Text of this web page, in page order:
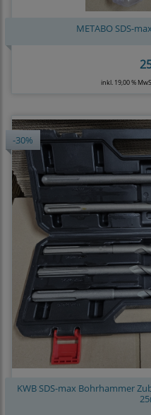
METABO SDS-
inkl. 19,00 %
-30%
KWB SDS-max Bohrhammer